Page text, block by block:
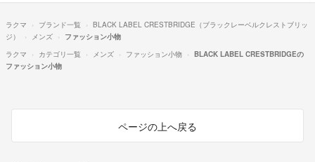
ラクマ ブランド一覧
BLACK LABEL CRESTBRIDGE（ブラックレーベルクレストブリッ
ジ）
メンズ
ファッション小物
ラクマ
カテゴリ一覧 メンズ ファッション小物
BLACK LABEL CRESTBRIDGEの
ファッション小物
ページの上へ戻る